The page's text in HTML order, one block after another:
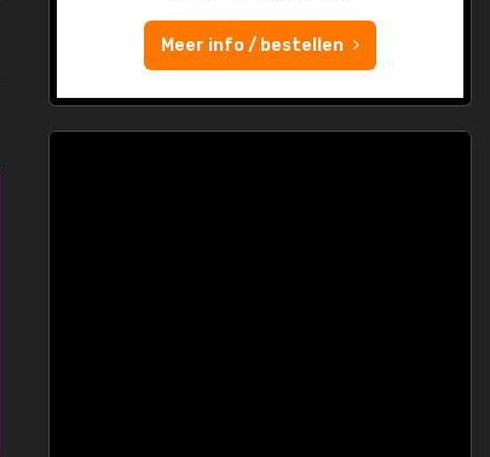
Meer info / bestellen